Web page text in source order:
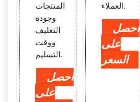
المنتجات
وجودة
التغليف
ووقت
التسليم.
احصل
على
العملاء.
احصل
على
السعر